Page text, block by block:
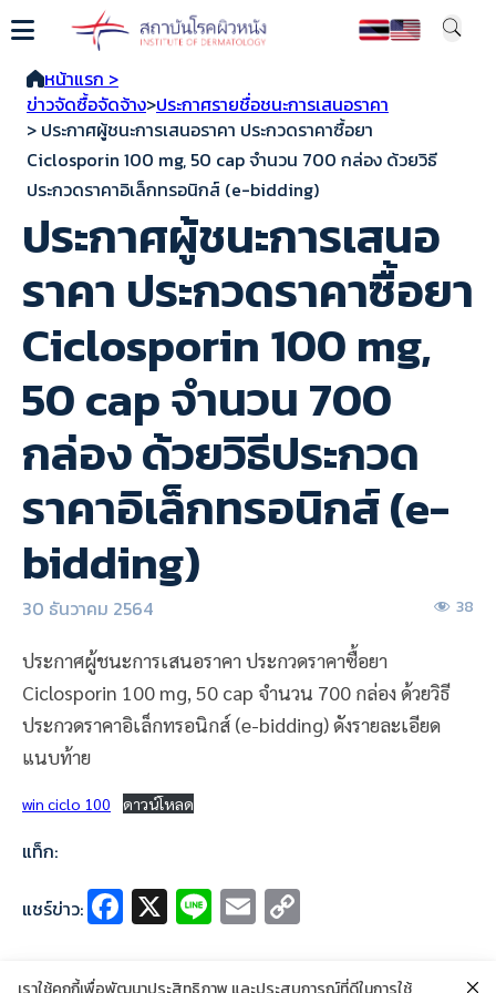
หน้าแรก >
ข่าวจัดซื้อจัดจ้าง>ประกาศรายชื่อชนะการเสนอราคา
> ประกาศผู้ชนะการเสนอราคา ประกวดราคาซื้อยา
Ciclosporin 100 mg, 50 cap จำนวน 700 กล่อง ด้วยวิธี
ประกวดราคาอิเล็กทรอนิกส์ (e-bidding)
ประกาศผู้ชนะการเสนอ
ราคา ประกวดราคาซื้อยา
Ciclosporin 100 mg,
50 cap จำนวน 700
กล่อง ด้วยวิธีประกวด
ราคาอิเล็กทรอนิกส์ (e-
bidding)
30 ธันวาคม 2564 38
ประกาศผู้ชนะการเสนอราคา ประกวดราคาซื้อยา
Ciclosporin 100 mg, 50 cap จำนวน 700 กล่อง ด้วยวิธี
ประกวดราคาอิเล็กทรอนิกส์ (e-bidding) ดังรายละเอียด
แนบท้าย
win ciclo 100 ดาวน์โหลด
แท็ก:
แชร์ข่าว: Fa
ce
b
X Li
n
e
E
m
ai p